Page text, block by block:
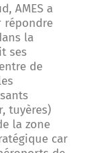
AMES a
répondre
la
ses
de
tuyères)
la zone
car